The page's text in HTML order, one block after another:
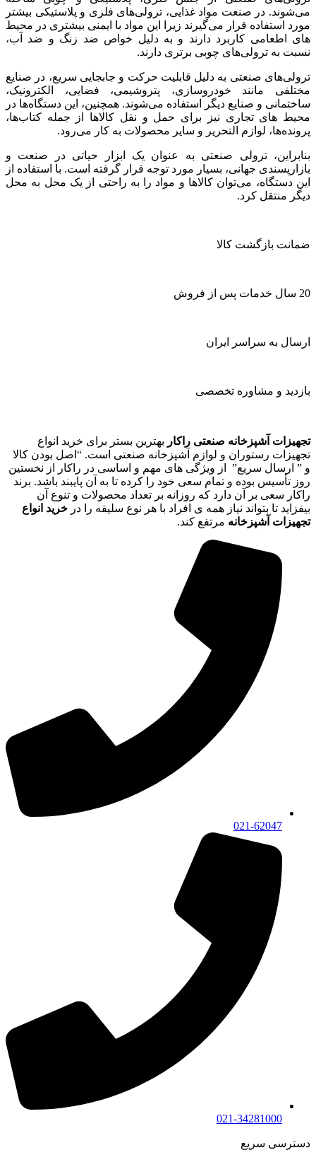
می‌شوند. در صنعت مواد غذایی، ترولی‌های فلزی و پلاستیکی بیشتر
مورد استفاده قرار می‌گیرند زیرا این مواد با ایمنی بیشتری در محیط
های اطعامی کاربرد دارند و به دلیل خواص ضد زنگ و ضد آب،
نسبت به ترولی‌های چوبی برتری دارند.
ترولی‌های صنعتی به دلیل قابلیت حرکت و جابجایی سریع، در صنایع
مختلفی مانند خودروسازی، پتروشیمی، فضایی، الکترونیک،
ساختمانی و صنایع دیگر استفاده می‌شوند. همچنین، این دستگاه‌ها در
محیط های تجاری نیز برای حمل و نقل کالاها از جمله کتاب‌ها،
پرونده‌ها، لوازم التحریر و سایر محصولات به کار می‌رود.
بنابراین، ترولی صنعتی به عنوان یک ابزار حیاتی در صنعت و
بازارپسندی جهانی، بسیار مورد توجه قرار گرفته است. با استفاده از
این دستگاه، می‌توان کالاها و مواد را به راحتی از یک محل به محل
دیگر منتقل کرد.
ضمانت بازگشت کالا
20 سال خدمات پس از فروش
ارسال به سراسر ایران
بازدید و مشاوره تخصصی
تجهیزات آشپزخانه صنعتی راکار بهترین بستر برای خرید انواع
تجهیزات رستوران و لوازم آشپزخانه صنعتی است. “اصل بودن کالا
و ” ارسال سریع” از ویژگی های مهم و اساسی در راکار از نخستین
روز تأسیس بوده و تمام سعی خود را کرده تا به آن پایبند باشد. برند
راکار سعی بر آن دارد که روزانه بر تعداد محصولات و تنوع آن
بیفزاید تا بتواند نیاز همه ی افراد با هر نوع سلیقه را در خرید انواع
تجهیزات آشپزخانه مرتفع کند.
021-62047
021-34281000
دسترسی سریع